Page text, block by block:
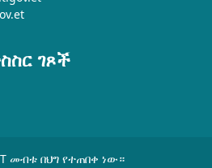
ገጾች
መብቱ በህግ የተጠበቀ ነው።